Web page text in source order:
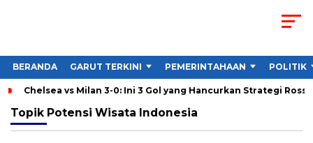
BERANDA GARUT TERKINI PEMERINTAHAAN POLITIK
Chelsea vs Milan 3-0: Ini 3 Gol yang Hancurkan Strategi
Topik Potensi Wisata Indonesia